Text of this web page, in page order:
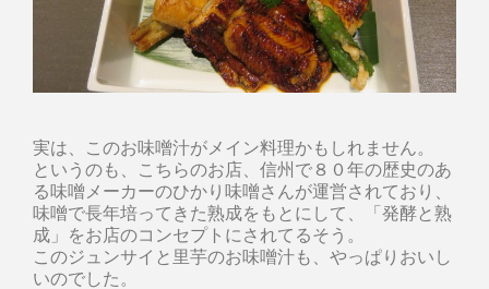
実は、このお味噌汁がメイン料理かもしれません。
というのも、こちらのお店、信州で８０年の歴史のあ
る味噌メーカーのひかり味噌さんが運営されており、
味噌で長年培ってきた熟成をもとにして、「発酵と熟
成」をお店のコンセプトにされてるそう。
このジュンサイと里芋のお味噌汁も、やっぱりおいし
いのでした。